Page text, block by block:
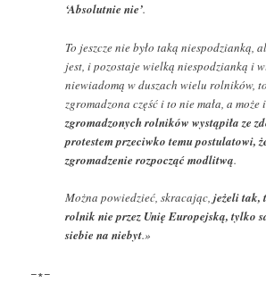
‘Absolutnie nie’.
To jeszcze nie było taką niespodzianką,
jest, i pozostaje wielką niespodzianką i
niewiadomą w duszach wielu rolników,
zgromadzona część i to nie mała, a może
zgromadzonych rolników wystąpiła ze
protestem przeciwko temu postulatowi,
zgromadzenie rozpocząć modlitwą.
Można powiedzieć, skracając,jeżeli tak,
rolnik nie przez Unię Europejską, tylko
siebie na niebyt.»
−∗−